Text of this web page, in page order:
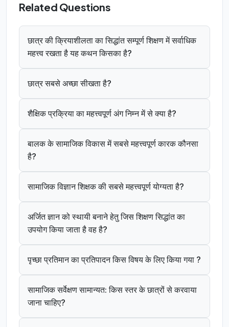
Related Questions
छात्र की क्रियाशीलता का सिद्धांत सम्पूर्ण शिक्षण में सर्वाधिक
महत्त्व रखता है यह कथन किसका है?
छात्र सबसे अच्छा सीखता है?
शैक्षिक प्रक्रिया का महत्त्वपूर्ण अंग निम्न में से क्या है?
बालक के सामाजिक विकास में सबसे महत्त्वपूर्ण कारक कौनसा
है?
सामाजिक विज्ञान शिक्षक की सबसे महत्त्वपूर्ण योग्यता है?
अर्जित ज्ञान को स्थायी बनाने हेतु जिस शिक्षण सिद्धांत का
उपयोग किया जाता है वह है?
पृच्छा प्रतिमान का प्रतिपादन किस विषय के लिए किया गया ?
सामाजिक सर्वेक्षण सामान्यत: किस स्तर के छात्रों से करवाया
जाना चाहिए?